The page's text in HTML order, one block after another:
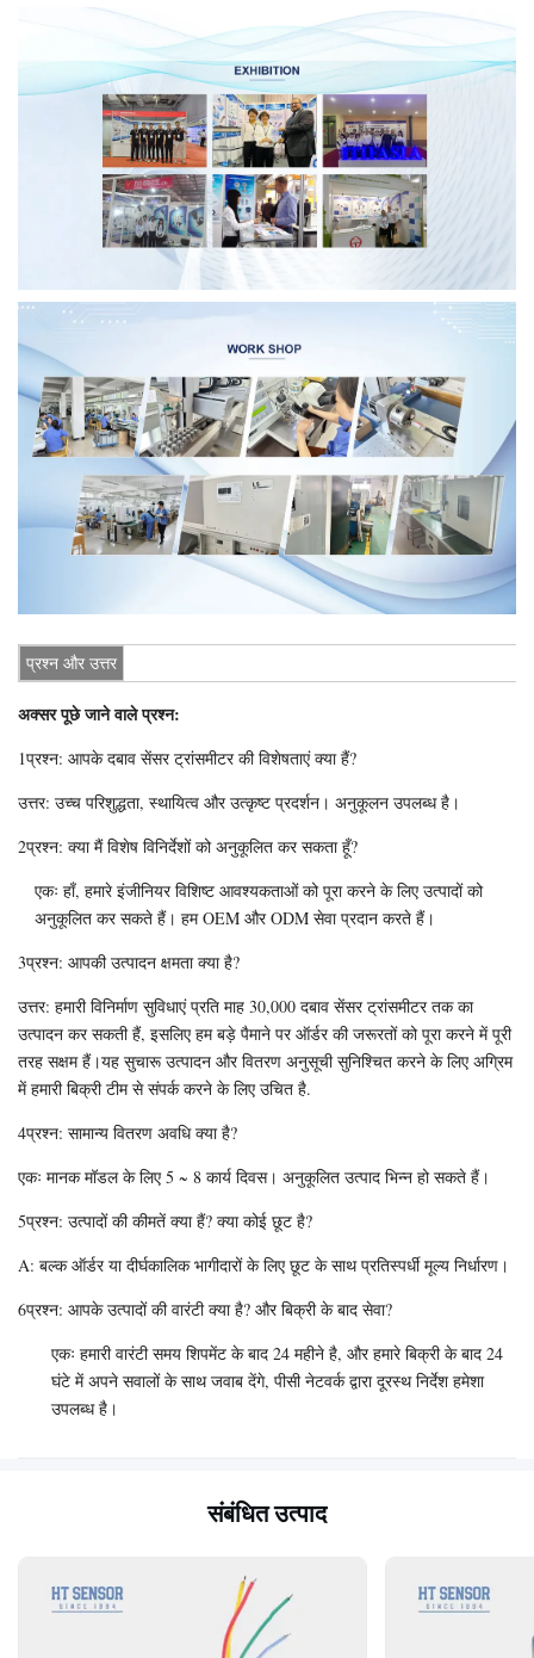
प्रश्न और उत्तर
अक्सर पूछे जाने वाले प्रश्न:
1प्रश्न: आपके दबाव सेंसर ट्रांसमीटर की विशेषताएं क्या हैं?
उत्तर: उच्च परिशुद्धता, स्थायित्व और उत्कृष्ट प्रदर्शन। अनुकूलन उपलब्ध है।
2प्रश्न: क्या मैं विशेष विनिर्देशों को अनुकूलित कर सकता हूँ?
एकः हाँ, हमारे इंजीनियर विशिष्ट आवश्यकताओं को पूरा करने के लिए उत्पादों को
अनुकूलित कर सकते हैं। हम OEM और ODM सेवा प्रदान करते हैं।
3प्रश्न: आपकी उत्पादन क्षमता क्या है?
उत्तर: हमारी विनिर्माण सुविधाएं प्रति माह 30,000 दबाव सेंसर ट्रांसमीटर तक का
उत्पादन कर सकती हैं, इसलिए हम बड़े पैमाने पर ऑर्डर की जरूरतों को पूरा करने में पूरी
तरह सक्षम हैं।यह सुचारू उत्पादन और वितरण अनुसूची सुनिश्चित करने के लिए अग्रिम
में हमारी बिक्री टीम से संपर्क करने के लिए उचित है.
4प्रश्न: सामान्य वितरण अवधि क्या है?
एकः मानक मॉडल के लिए 5 ~ 8 कार्य दिवस। अनुकूलित उत्पाद भिन्न हो सकते हैं।
5प्रश्न: उत्पादों की कीमतें क्या हैं? क्या कोई छूट है?
A: बल्क ऑर्डर या दीर्घकालिक भागीदारों के लिए छूट के साथ प्रतिस्पर्धी मूल्य निर्धारण।
6प्रश्न: आपके उत्पादों की वारंटी क्या है? और बिक्री के बाद सेवा?
एकः हमारी वारंटी समय शिपमेंट के बाद 24 महीने है, और हमारे बिक्री के बाद 24
घंटे में अपने सवालों के साथ जवाब देंगे, पीसी नेटवर्क द्वारा दूरस्थ निर्देश हमेशा
उपलब्ध है।
संबंधित उत्पाद